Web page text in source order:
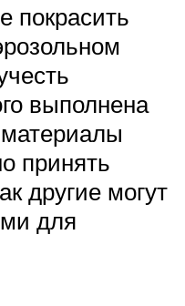
покрасить
выполнена
принять
другие могут
для